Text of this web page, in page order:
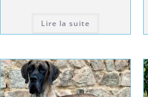
Lire la suite